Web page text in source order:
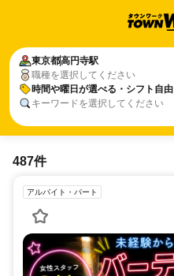
東京都高円寺駅
職種を選択してください
時間や曜日が選べる・シフト自由
キーワードを選択してください
487件
アルバイト・パート